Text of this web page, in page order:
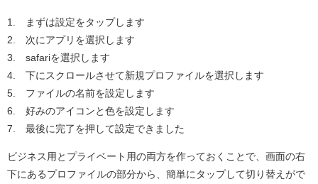
1. まずは設定をタップします
2. 次にアプリを選択します
3. safariを選択します
4. 下にスクロールさせて新規プロファイルを選択します
5. ファイルの名前を設定します
6. 好みのアイコンと色を設定します
7. 最後に完了を押して設定できました
ビジネス用とプライベート用の両方を作っておくことで、画面の右
下にあるプロファイルの部分から、簡単にタップして切り替えがで